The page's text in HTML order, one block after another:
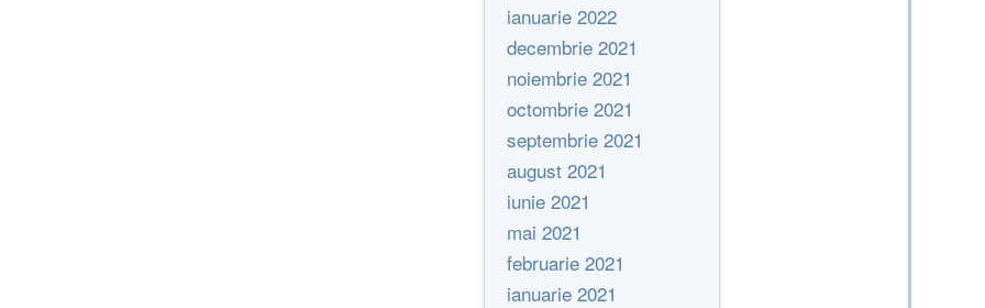
ianuarie 2022
decembrie 2021
noiembrie 2021
octombrie 2021
septembrie 2021
august 2021
iunie 2021
mai 2021
februarie 2021
ianuarie 2021